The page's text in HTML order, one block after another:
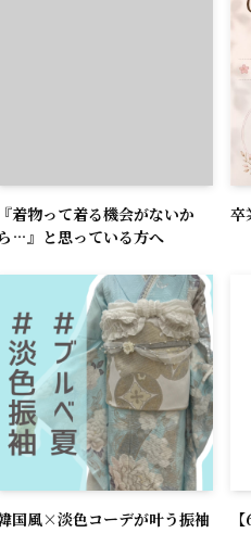
『着物って着る機会がないか
ら…』と思っている方へ
卒
国風×淡色コーデが叶う振袖